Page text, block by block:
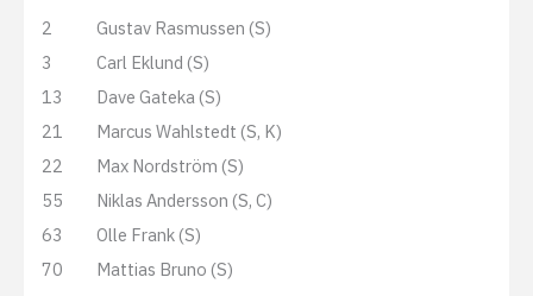
2
Gustav Rasmussen (S)
3
Carl Eklund (S)
13
Dave Gateka (S)
21
Marcus Wahlstedt (S, K)
22
Max Nordström (S)
55
Niklas Andersson (S, C)
63
Olle Frank (S)
70
Mattias Bruno (S)